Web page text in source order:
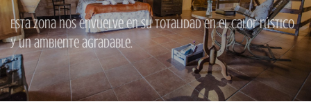
Esta zona nos envuelve en su totalidad en el calor rústico
y un ambiente agradable.